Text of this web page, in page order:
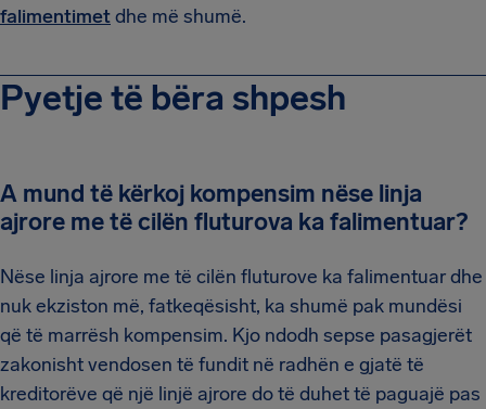
falimentimetdhe më shumë.
Pyetje të bëra shpesh
A mund të kërkoj kompensim nëse linja
ajrore me të cilën fluturova ka falimentuar?
Nëse linja ajrore me të cilën fluturove ka falimentuar dhe
nuk ekziston më, fatkeqësisht, ka shumë pak mundësi
që të marrësh kompensim. Kjo ndodh sepse pasagjerët
zakonisht vendosen të fundit në radhën e gjatë të
kreditorëve që një linjë ajrore do të duhet të paguajë pas